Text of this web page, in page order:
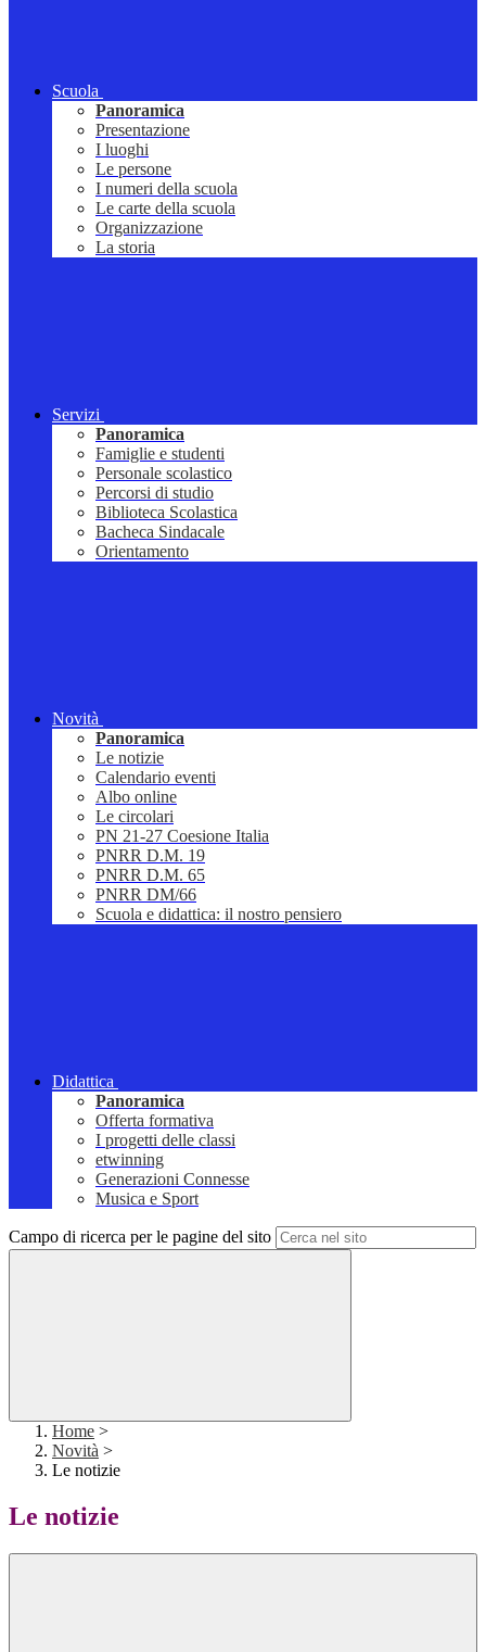
Scuola
Panoramica
Presentazione
I luoghi
Le persone
I numeri della scuola
Le carte della scuola
Organizzazione
La storia
Servizi
Panoramica
Famiglie e studenti
Personale scolastico
Percorsi di studio
Biblioteca Scolastica
Bacheca Sindacale
Orientamento
Novità
Panoramica
Le notizie
Calendario eventi
Albo online
Le circolari
PN 21-27 Coesione Italia
PNRR D.M. 19
PNRR D.M. 65
PNRR DM/66
Scuola e didattica: il nostro pensiero
Didattica
Panoramica
Offerta formativa
I progetti delle classi
etwinning
Generazioni Connesse
Musica e Sport
Campo di ricerca per le pagine del sito
Home >
Novità >
Le notizie
Le notizie